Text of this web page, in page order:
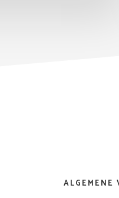
ALGEMENE